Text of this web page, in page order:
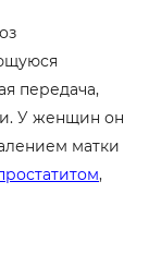
передача,
У женщин он
матки
,